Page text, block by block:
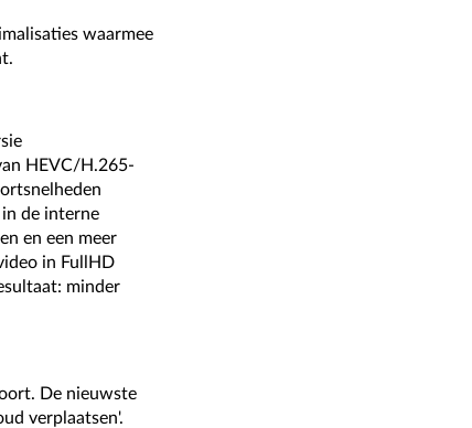
waarmee
HEVC/H.265-
de interne
en een meer
in FullHD
minder
De nieuwste
verplaatsen'.